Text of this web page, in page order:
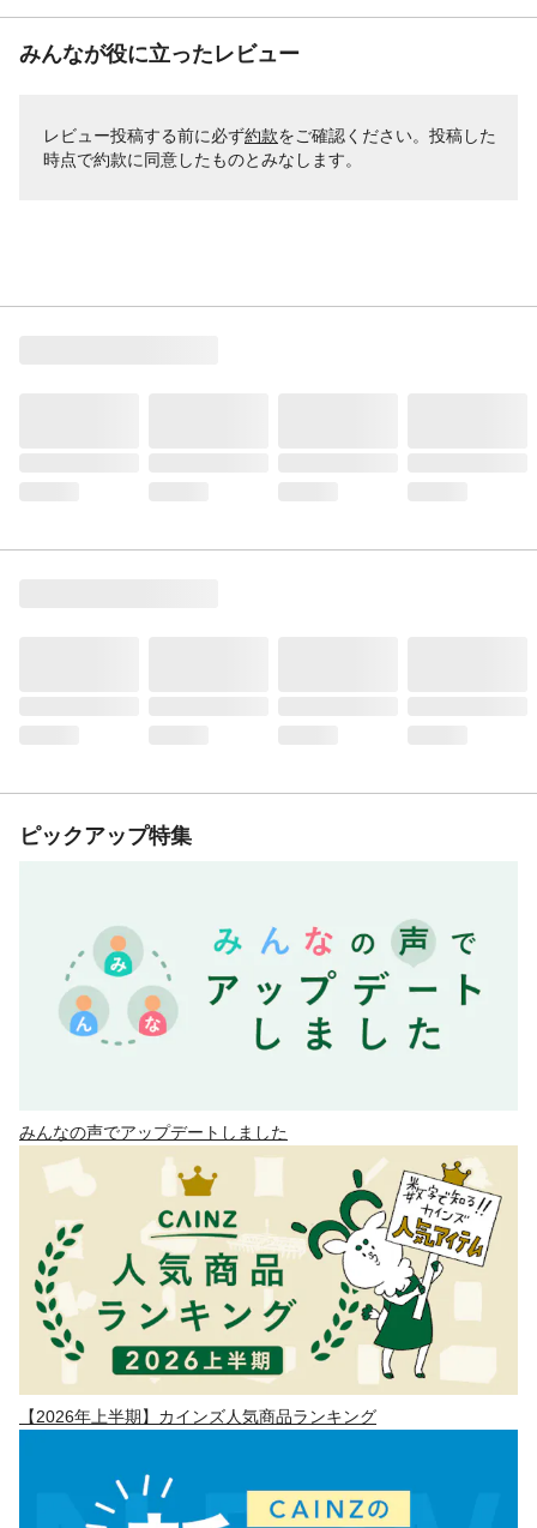
みんなが役に立ったレビュー
レビュー投稿する前に必ず約款をご確認ください。投稿した
時点で約款に同意したものとみなします。
ピックアップ特集
みんなの声でアップデートしました
【2026年上半期】カインズ人気商品ランキング